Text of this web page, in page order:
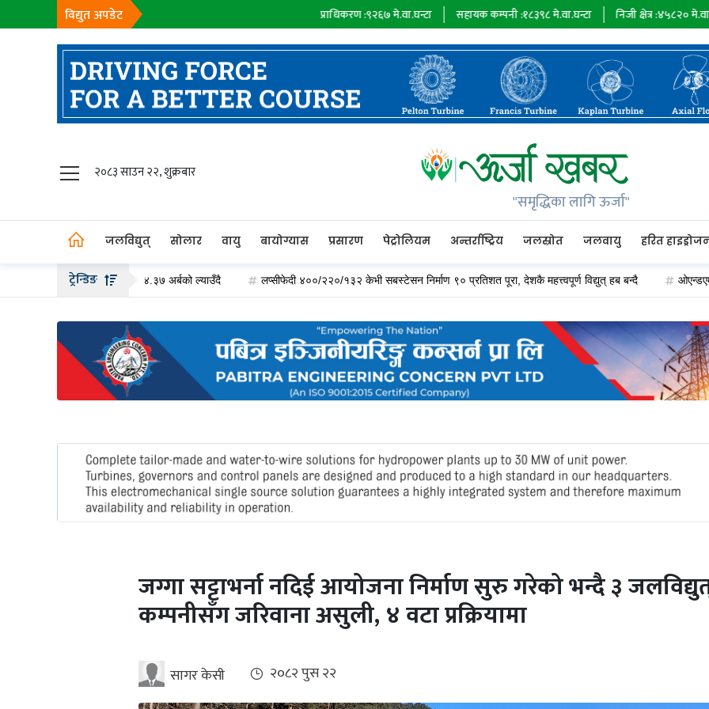
विद्युत अपडेट ९२६७मे.वा.घन्टा सहायक कम्पनी :१८३९८मे.वा.घन्टा निजी क्षेत्र : ४५८२०मे.वा.घन्टा
२०८३ साउन २२, शुक्रबार
"समृद्धिका लागि ऊर्जा"
जलविद्युत् सोलार वायु बायोग्यास प्रसारण पेट्रोलियम अन्तर्राष्ट्रिय जलस्रोत जलवायु हरित
वायु
बायोग्यास
पेट्रोलियम
अन्तर्राष्ट्रिय
जलवायु
ट्रेन्डिङ
साहास ऊर्जा एक्लैले ४.३७ अर्बको ल्याउँदै लप्सीफेदी ४००/२२०/१३२ केभी सबस्टेसन निर्माण ९० प्रतिशत पूरा, देशकै महत्त्वपूर्ण विद्युत् हब बन्दै ओएन्डएम
जग्गा सट्टाभर्ना नदिई आयोजना निर्माण सुरु गरेको भन्दै ३
कम्पनीसँग जरिवाना असुली, ४ वटा प्रक्रियामा
सागर केसी २०८२ पुस २२